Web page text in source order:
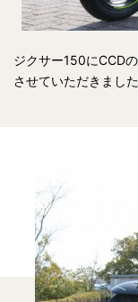
ジクサー150にCCD
させていただきました